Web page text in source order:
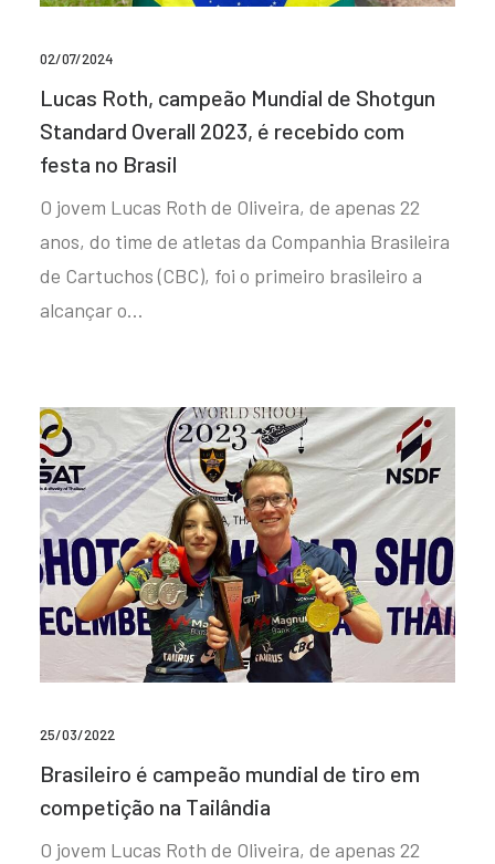
02/07/2024
Lucas Roth, campeão Mundial de Shotgun
Standard Overall 2023, é recebido com
festa no Brasil
O jovem Lucas Roth de Oliveira, de apenas 22
anos, do time de atletas da Companhia Brasileira
de Cartuchos (CBC), foi o primeiro brasileiro a
alcançar o…
25/03/2022
Brasileiro é campeão mundial de tiro em
competição na Tailândia
O jovem Lucas Roth de Oliveira, de apenas 22